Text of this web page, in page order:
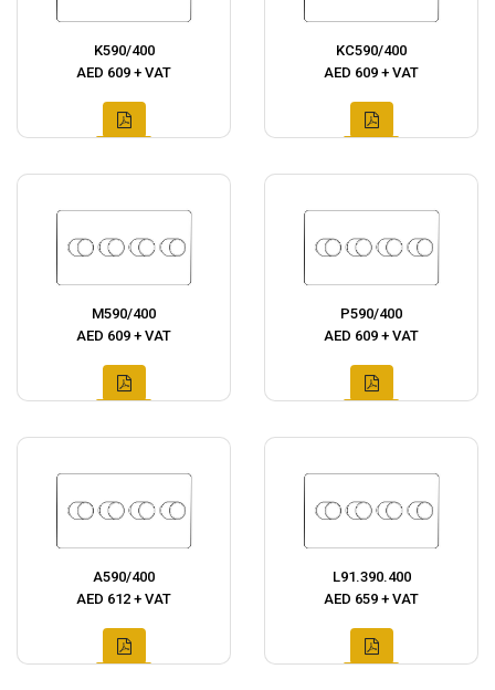
K590/400
AED 609 + VAT
KC590/400
AED 609 + VAT
M590/400
AED 609 + VAT
P590/400
AED 609 + VAT
A590/400
AED 612 + VAT
L91.390.400
AED 659 + VAT